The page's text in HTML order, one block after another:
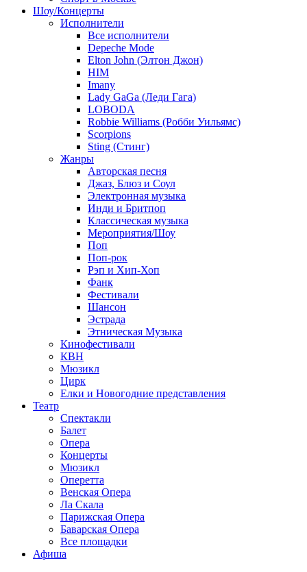
Шоу/Концерты
Исполнители
Все исполнители
Depeche Mode
Elton John (Элтон Джон)
HIM
Imany
Lady GaGa (Леди Гага)
LOBODA
Robbie Williams (Робби Уильямс)
Scorpions
Sting (Стинг)
Жанры
Авторская песня
Джаз, Блюз и Соул
Электронная музыка
Инди и Бритпоп
Классическая музыка
Мероприятия/Шоу
Поп
Поп-рок
Рэп и Хип-Хоп
Фанк
Фестивали
Шансон
Эстрада
Этническая Музыка
Кинофестивали
КВН
Мюзикл
Цирк
Елки и Новогодние представления
Театр
Спектакли
Балет
Опера
Концерты
Мюзикл
Оперетта
Венская Опера
Ла Скала
Парижская Опера
Баварская Опера
Все площадки
Афиша